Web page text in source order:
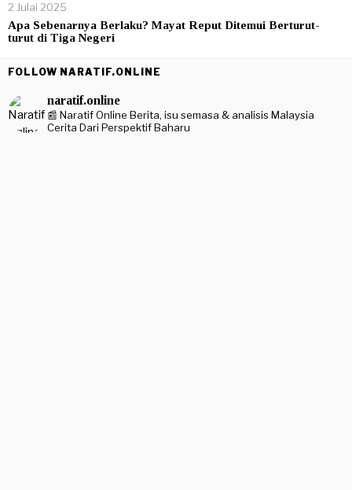
2 Julai 2025
Apa Sebenarnya Berlaku? Mayat Reput Ditemui Berturut-
turut di Tiga Negeri
FOLLOW NARATIF.ONLINE
naratif.online
📰 Naratif Online Berita, isu semasa & analisis Malaysia
Cerita Dari Perspektif Baharu